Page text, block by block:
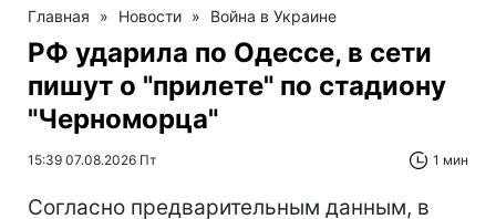
Главная » Новости » Война в Украине
РФ ударила по Одессе, в сети
пишут о "прилете" по стадиону
"Черноморца"
15:39 07.08.2026 Пт 1 мин
Согласно предварительным данным, в